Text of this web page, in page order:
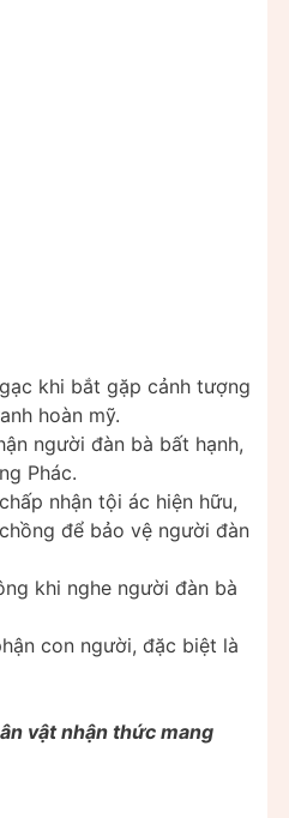
khi bắt gặp cảnh tượng
hoàn mỹ.
người đàn bà bất hạnh,
Phác.
nhận tội ác hiện hữu,
để bảo vệ người đàn
khi nghe người đàn bà
con người, đặc biệt là
vật nhận thức mang